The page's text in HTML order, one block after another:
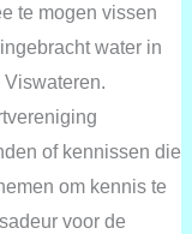
te mogen vissen
water in
of kennissen die
om kennis te
voor de